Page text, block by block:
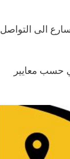
الى التواصل
حسب معايير